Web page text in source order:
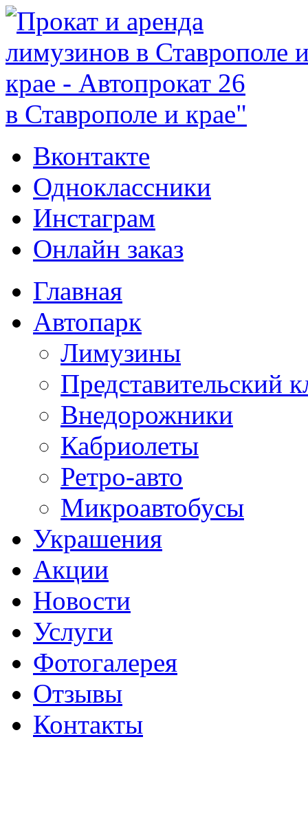
в Ставрополе и крае"
Вконтакте
Одноклассники
Инстаграм
Онлайн заказ
Главная
Автопарк
Лимузины
Представительский
Внедорожники
Кабриолеты
Ретро-авто
Микроавтобусы
Украшения
Акции
Новости
Услуги
Фотогалерея
Отзывы
­Контакты